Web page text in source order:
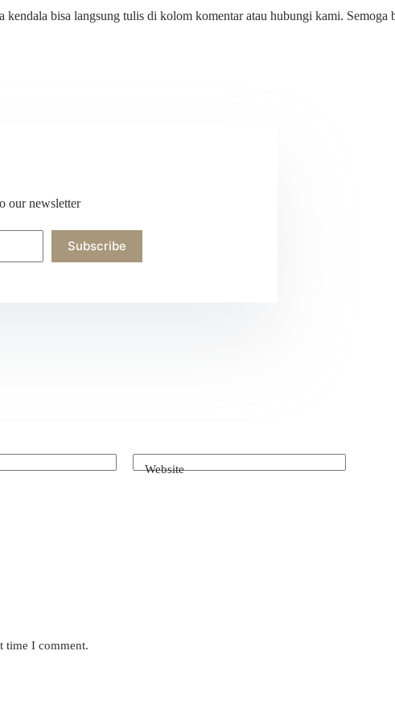
kendala bisa langsung tulis di kolom komentar atau hubungi kami.
our newsletter
Subscribe
Website
time I comment.